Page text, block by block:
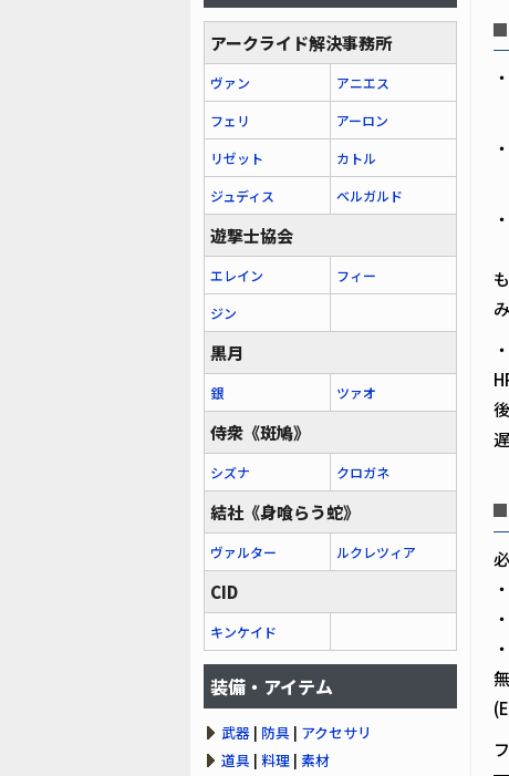
アークライド解決事務所
ヴァン
アニエス
フェリ
アーロン
リゼット
カトル
ジュディス
ベルガルド
遊撃士協会
エレイン
フィー
ジン
黒月
銀 ツァオ
侍衆《斑鳩》
シズナ クロガネ
結社《身喰らう蛇》
ヴァルター ルクレツィア
CID
キンケイド
装備・アイテム
武器 | 防具 | アクセサリ
道具 | 料理 | 素材